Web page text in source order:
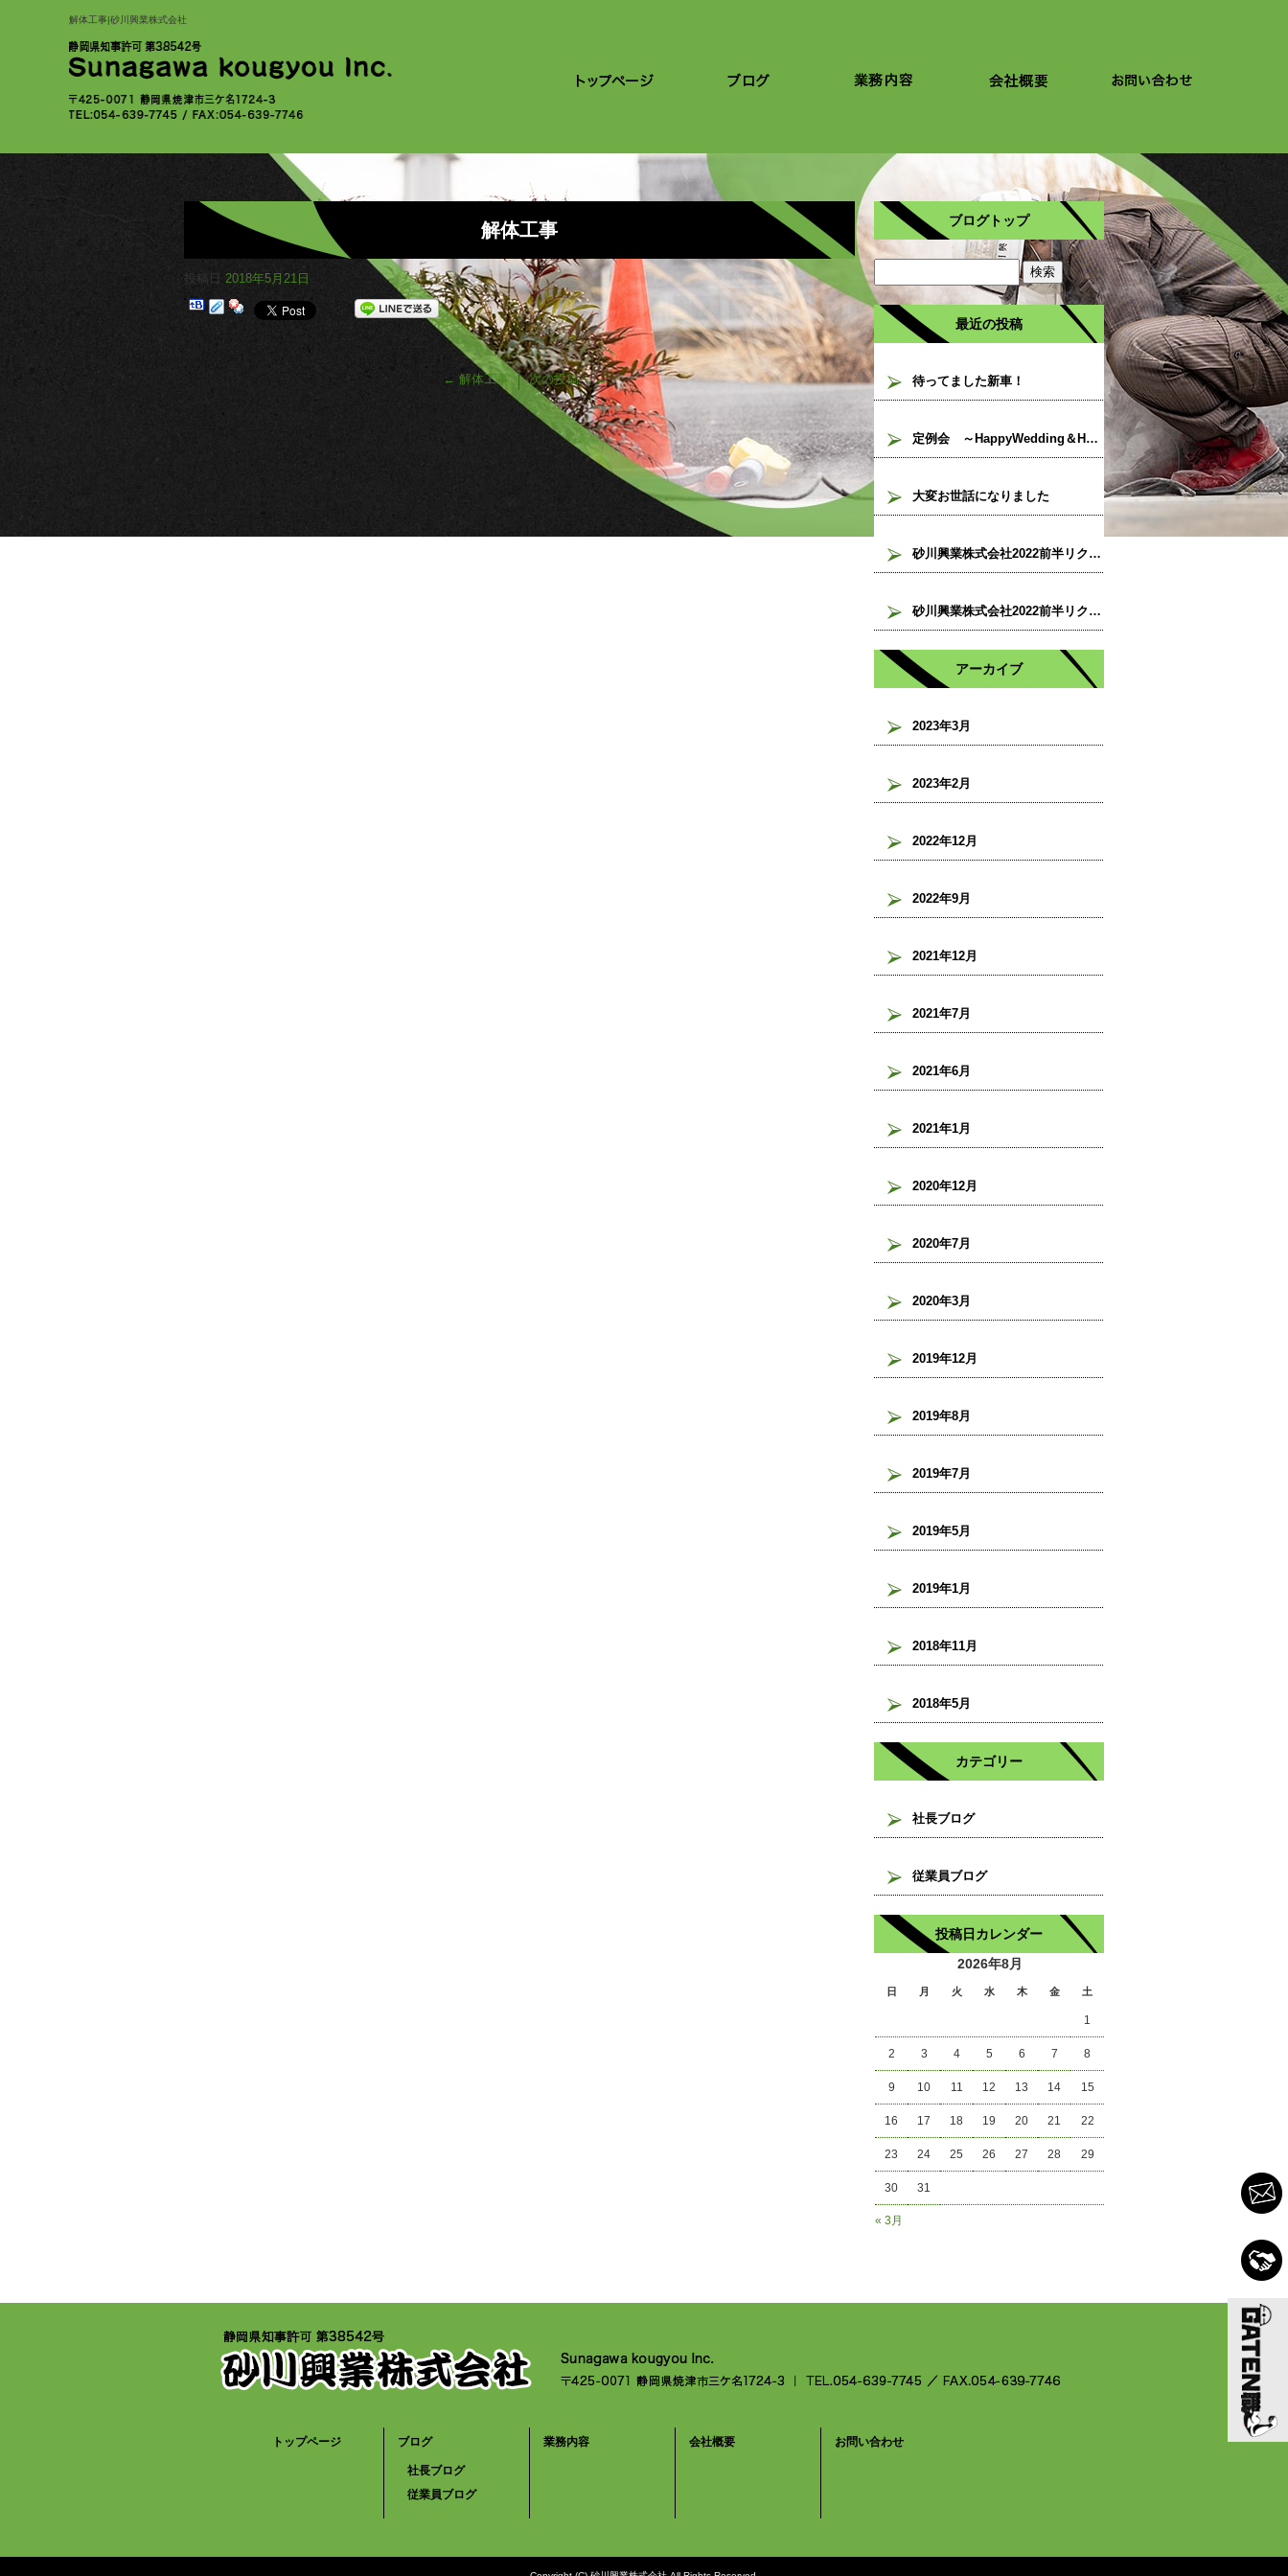
解体工事|砂川興業株式会社
解体工事
投稿日 2018年5月21日
← 解体工事 次の投稿へ→
ブログトップ
最近の投稿
待ってました新車！
定例会 ～HappyWedding＆HappyBirthdayバージョン～
大変お世話になりました
砂川興業株式会社2022前半リクレーション！②
砂川興業株式会社2022前半リクレーション！①
アーカイブ
2023年3月
2023年2月
2022年12月
2022年9月
2021年12月
2021年7月
2021年6月
2021年1月
2020年12月
2020年7月
2020年3月
2019年12月
2019年8月
2019年7月
2019年5月
2019年1月
2018年11月
2018年5月
カテゴリー
社長ブログ
従業員ブログ
投稿日カレンダー
2026年8月
日 月 火 水 木 金 土
« 3月
1
2 3 4 5 6 7 8
9 10 11 12 13 14 15
16 17 18 19 20 21 22
23 24 25 26 27 28 29
30 31
トップページ ブログ
社長ブログ
従業員ブログ
業務内容 会社概要 お問い合わせ